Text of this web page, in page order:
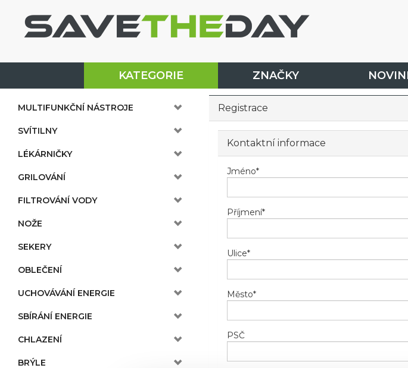
KATEGORIE ZNAČKY
MULTIFUNKČNÍ NÁSTROJE
SVÍTILNY
LÉKÁRNIČKY
GRILOVÁNÍ
FILTROVÁNÍ VODY
NOŽE
SEKERY
OBLEČENÍ
UCHOVÁVÁNÍ ENERGIE
SBÍRÁNÍ ENERGIE
CHLAZENÍ
BRÝLE
Registrace
Kontaktní informace
Jméno*
Příjmení*
Ulice*
Město*
PSČ